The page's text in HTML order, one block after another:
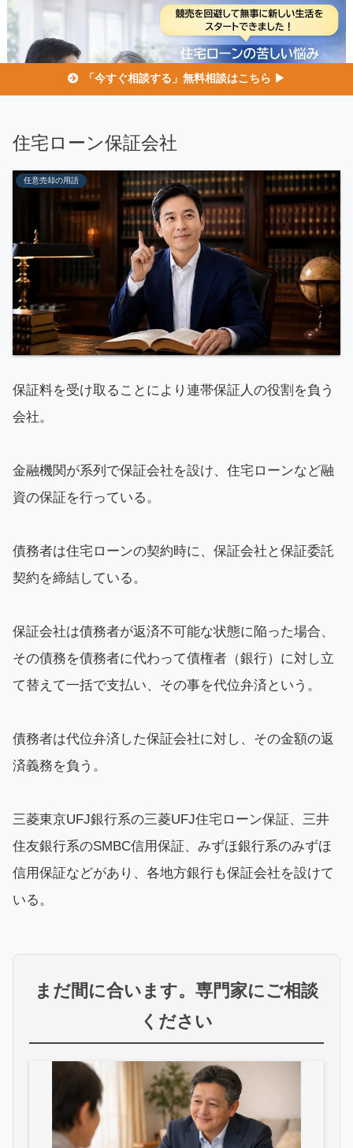
「今すぐ相談する」無料相談はこちら ▶
住宅ローン保証会社
任意売却の用語
保証料を受け取ることにより連帯保証人の役割を負う
会社。
金融機関が系列で保証会社を設け、住宅ローンなど融
資の保証を行っている。
債務者は住宅ローンの契約時に、保証会社と保証委託
契約を締結している。
保証会社は債務者が返済不可能な状態に陥った場合、
その債務を債務者に代わって債権者（銀行）に対し立
て替えて一括で支払い、その事を代位弁済という。
債務者は代位弁済した保証会社に対し、その金額の返
済義務を負う。
三菱東京UFJ銀行系の三菱UFJ住宅ローン保証、三井
住友銀行系のSMBC信用保証、みずほ銀行系のみずほ
信用保証などがあり、各地方銀行も保証会社を設けて
いる。
まだ間に合います。専門家にご相談
ください